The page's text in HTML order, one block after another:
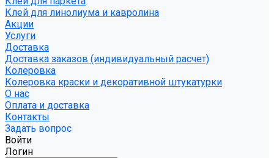
Клей для линолиума и кавролина
Акции
Услуги
Доставка
Доставка заказов (индивидуальный расчет)
Колеровка
Колеровка краски и декоративной штукатурки
О нас
Оплата и доставка
Контакты
Задать вопрос
Войти
Логин